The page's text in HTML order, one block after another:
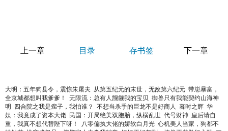
上一章 目录 存书签 下一章
大明：五年狗县令，震惊朱屠夫 从第五纪元的末世，无敌第六纪元 带崽暴富，
全京城都想叫我爹爹！
无限流：总有人觊觎我的宝贝 御兽只有我能契约山海神
明
四合院之我是瘸子，我怕谁？ 不想当杀手的巨龙不是好商人 暮时之辉 华
娱：我竟成了资本大佬 民国：开局绝美双胞胎，纵横乱世 代号财神 皇后请自
重，我真不想代替陛下呀！
八零偏执大佬的娇软白月光 心机美人当家，狗都不